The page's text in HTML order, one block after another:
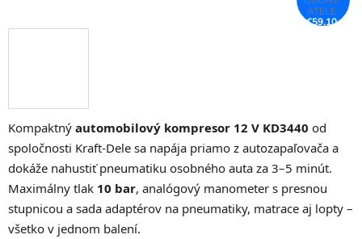
Kompaktný automobilový kompresor 12 V KD3440 od
spoločnosti Kraft-Dele sa napája priamo z autozapaľovača a
dokáže nahustiť pneumatiku osobného auta za 3–5 minút.
Maximálny tlak 10 bar, analógový manometer s presnou
stupnicou a sada adaptérov na pneumatiky, matrace aj lopty –
všetko v jednom balení.
€59,10